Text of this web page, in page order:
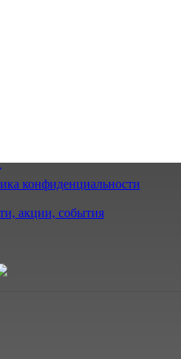
конфиденциальности
акции, события